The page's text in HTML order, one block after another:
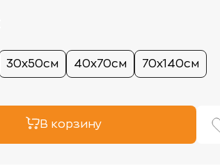
30х50см 40х70см 70х140см
В корзину